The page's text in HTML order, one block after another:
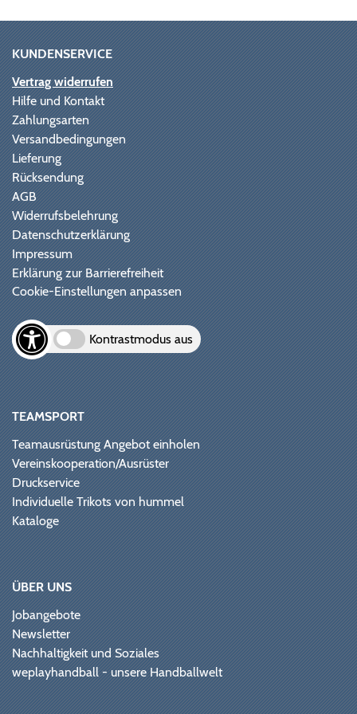
KUNDENSERVICE
Vertrag widerrufen
Hilfe und Kontakt
Zahlungsarten
Versandbedingungen
Lieferung
Rücksendung
AGB
Widerrufsbelehrung
Datenschutzerklärung
Impressum
Erklärung zur Barrierefreiheit
Cookie-Einstellungen anpassen
Kontrastmodus aus
TEAMSPORT
Teamausrüstung Angebot einholen
Vereinskooperation/Ausrüster
Druckservice
Individuelle Trikots von hummel
Kataloge
ÜBER UNS
Jobangebote
Newsletter
Nachhaltigkeit und Soziales
weplayhandball - unsere Handballwelt